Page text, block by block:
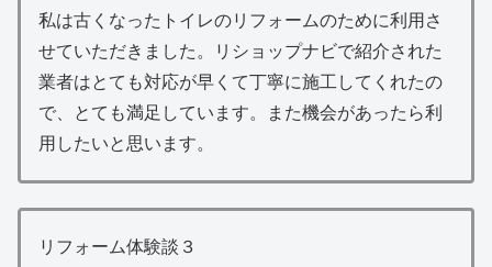
私は古くなったトイレのリフォームのために利用さ
せていただきました。リショップナビで紹介された
業者はとても対応が早くて丁寧に施工してくれたの
で、とても満足しています。また機会があったら利
用したいと思います。
リフォーム体験談３